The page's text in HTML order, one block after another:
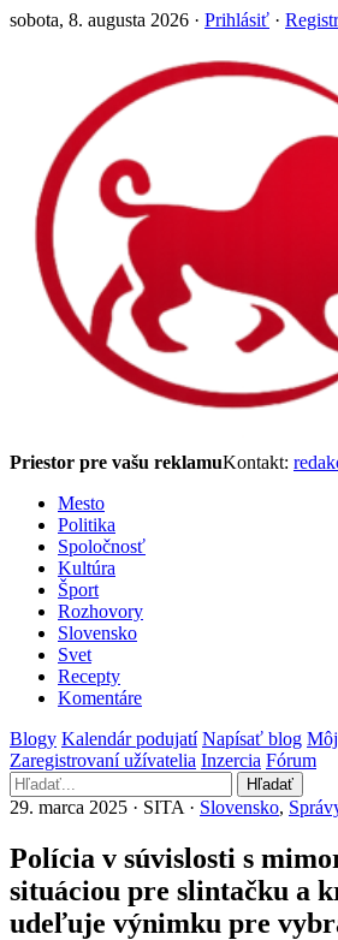
sobota, 8. augusta 2026 · Prihlásiť ·
Priestor pre vašu reklamuKontakt:
Mesto
Politika
Spoločnosť
Kultúra
Šport
Rozhovory
Slovensko
Svet
Recepty
Komentáre
Blogy Kalendár podujatí Napísať blog
Zaregistrovaní užívatelia Inzercia Fórum
Hľadať
29. marca 2025 · SITA · Slovensko,
Polícia v súvislosti s
situáciou pre slintačku a
udeľuje výnimku pre